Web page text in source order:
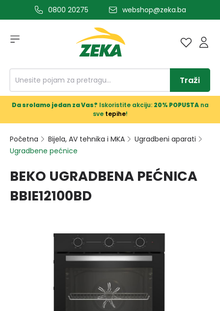
glavni sadržaj0800 20275 webshop@zeka.ba
Traži
Da srolamo jedan za Vas? Iskoristite akciju: 20% POPUSTAna
sve tepihe!
Početna Bijela, AV tehnika i MKA
Ugradbeni aparati
Ugradbene pećnice
BEKO UGRADBENA PEĆNICA
BBIE12100BD